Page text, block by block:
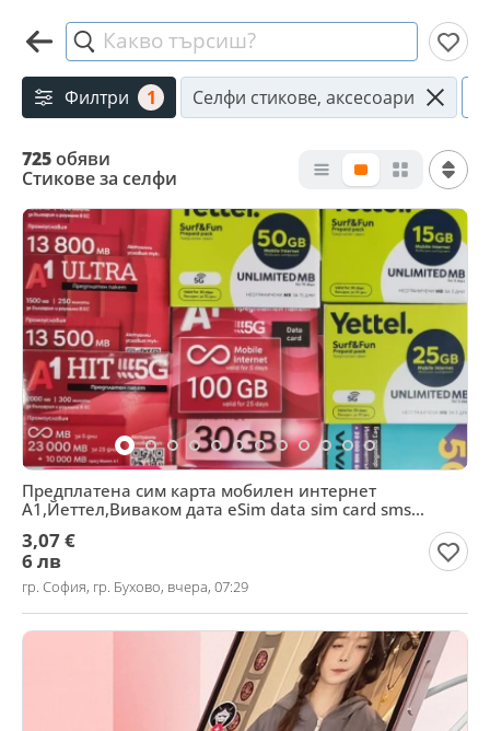
Какво търсиш?
Филтри 1 Селфи стикове, аксесоари
725обяви
Стикове за селфи
Предплатена сим карта мобилен интернет
А1,Йеттел,Виваком дата eSim data sim card sms
3,07 €
6 лв
гр. София, гр. Бухово, вчера, 07:29